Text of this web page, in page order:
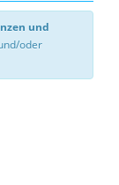
und
oder